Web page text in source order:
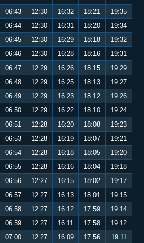
06:43 12:30 16:32 18:21
19:35
06:44 12:30 16:31 18:20
19:34
06:45 12:30 16:29 18:18
19:32
06:46 12:30 16:28 18:16
19:31
06:47 12:29 16:26 18:15
19:29
06:48 12:29 16:25 18:13
19:27
06:49 12:29 16:23 18:12
19:26
06:50 12:29 16:22 18:10
19:24
06:51 12:28 16:20 18:08
19:23
06:53 12:28 16:19 18:07
19:21
06:54 12:28 16:18 18:05
19:20
06:55 12:28 16:16 18:04
19:18
06:56 12:27 16:15 18:02
19:17
06:57 12:27 16:13 18:01
19:15
06:58 12:27 16:12 17:59
19:14
06:59 12:27 16:11 17:58
19:12
07:00 12:27 16:09 17:56
19:11